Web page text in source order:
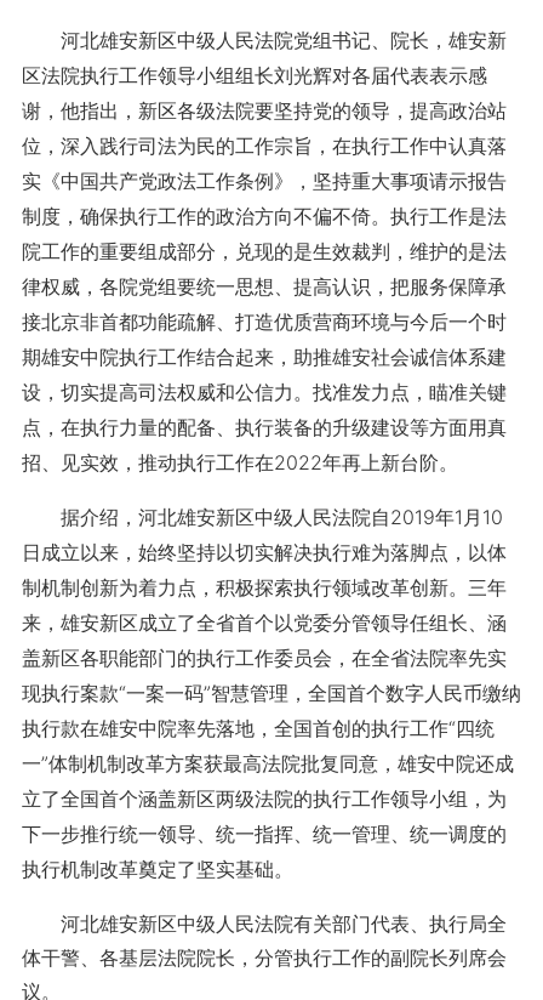
河北雄安新区中级人民法院党组书记、院长，雄安新
区法院执行工作领导小组组长刘光辉对各届代表表示感
谢，他指出，新区各级法院要坚持党的领导，提高政治站
位，深入践行司法为民的工作宗旨，在执行工作中认真落
实《中国共产党政法工作条例》，坚持重大事项请示报告
制度，确保执行工作的政治方向不偏不倚。执行工作是法
院工作的重要组成部分，兑现的是生效裁判，维护的是法
律权威，各院党组要统一思想、提高认识，把服务保障承
接北京非首都功能疏解、打造优质营商环境与今后一个时
期雄安中院执行工作结合起来，助推雄安社会诚信体系建
设，切实提高司法权威和公信力。找准发力点，瞄准关键
点，在执行力量的配备、执行装备的升级建设等方面用真
招、见实效，推动执行工作在2022年再上新台阶。
据介绍，河北雄安新区中级人民法院自2019年1月10
日成立以来，始终坚持以切实解决执行难为落脚点，以体
制机制创新为着力点，积极探索执行领域改革创新。三年
来，雄安新区成立了全省首个以党委分管领导任组长、涵
盖新区各职能部门的执行工作委员会，在全省法院率先实
现执行案款“一案一码”智慧管理，全国首个数字人民币缴纳
执行款在雄安中院率先落地，全国首创的执行工作“四统
一”体制机制改革方案获最高法院批复同意，雄安中院还成
立了全国首个涵盖新区两级法院的执行工作领导小组，为
下一步推行统一领导、统一指挥、统一管理、统一调度的
执行机制改革奠定了坚实基础。
河北雄安新区中级人民法院有关部门代表、执行局全
体干警、各基层法院院长，分管执行工作的副院长列席会
议。